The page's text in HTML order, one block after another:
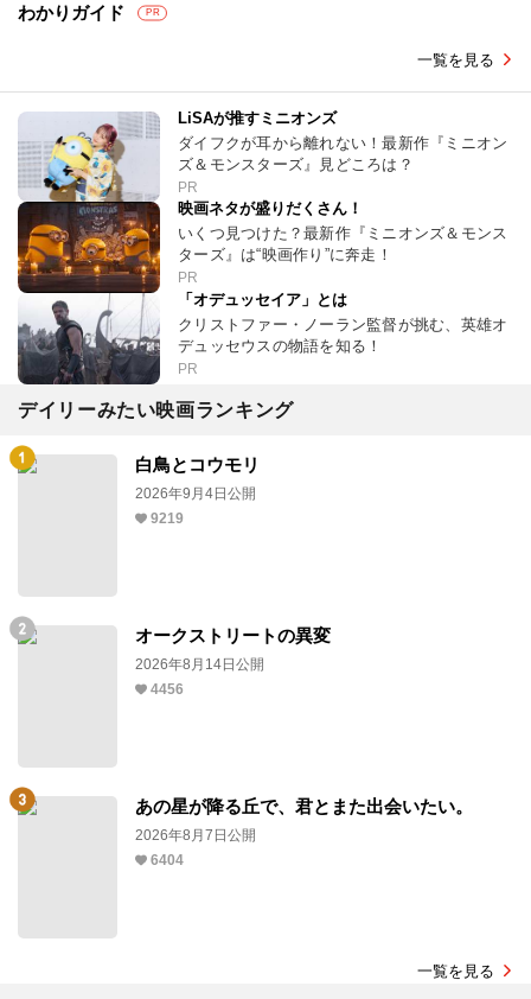
わかりガイド
PR
一覧を見る
LiSAが推すミニオンズ
ダイフクが耳から離れない！最新作『ミニオン
ズ＆モンスターズ』見どころは？
PR
映画ネタが盛りだくさん！
いくつ見つけた？最新作『ミニオンズ＆モンス
ターズ』は“映画作り”に奔走！
PR
「オデュッセイア」とは
クリストファー・ノーラン監督が挑む、英雄オ
デュッセウスの物語を知る！
PR
デイリーみたい映画ランキング
白鳥とコウモリ
2026年9月4日公開
9219
オークストリートの異変
2026年8月14日公開
4456
あの星が降る丘で、君とまた出会いたい。
2026年8月7日公開
6404
一覧を見る